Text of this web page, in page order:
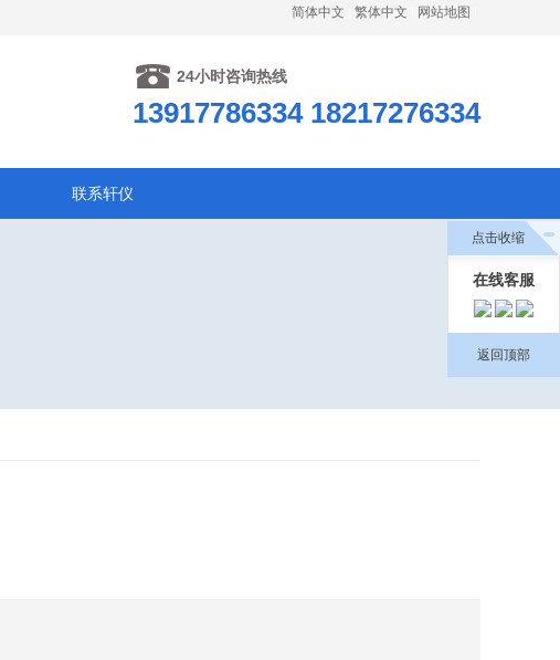
简体中文 繁体中文 网站地图
24小时咨询热线
13917786334 18217276334
联系轩仪
点击收缩
在线客服
返回顶部